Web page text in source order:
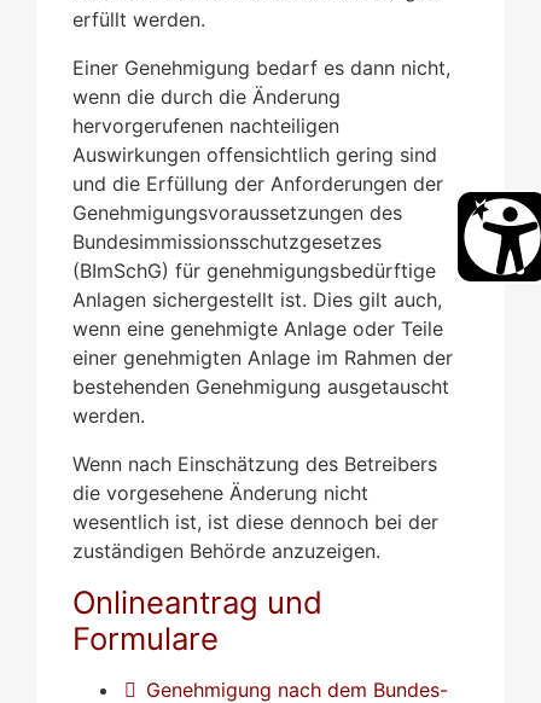
erfüllt werden.
Einer Genehmigung bedarf es dann nicht,
wenn die durch die Änderung
hervorgerufenen nachteiligen
Auswirkungen offensichtlich gering sind
und die Erfüllung der Anforderungen der
Genehmigungsvoraussetzungen des
Bundesimmissionsschutzgesetzes
(BImSchG) für genehmigungsbedürftige
Anlagen sichergestellt ist. Dies gilt auch,
wenn eine genehmigte Anlage oder Teile
einer genehmigten Anlage im Rahmen der
bestehenden Genehmigung ausgetauscht
werden.
Wenn nach Einschätzung des Betreibers
die vorgesehene Änderung nicht
wesentlich ist, ist diese dennoch bei der
zuständigen Behörde anzuzeigen.
Onlineantrag und
Formulare
Genehmigung nach dem Bundes-